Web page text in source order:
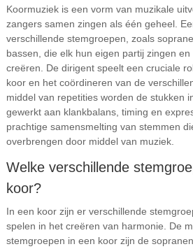
Koormuziek is een vorm van muzikale
zangers samen zingen als één geheel.
verschillende stemgroepen, zoals
bassen, die elk hun eigen partij zingen
creëren. De dirigent speelt een cruciale
koor en het coördineren van de
middel van repetities worden de stukken
gewerkt aan klankbalans, timing en
prachtige samensmelting van stemmen
overbrengen door middel van muziek.
Welke verschillende
koor?
In een koor zijn er verschillende
spelen in het creëren van harmonie. De
stemgroepen in een koor zijn de